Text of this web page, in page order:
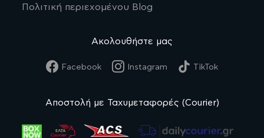
Πολιτική περιεχομένου Blog
Ακολουθήστε μας
Facebook Instagram TikTok
Αποστολή με Ταχυμεταφορές (Courier)